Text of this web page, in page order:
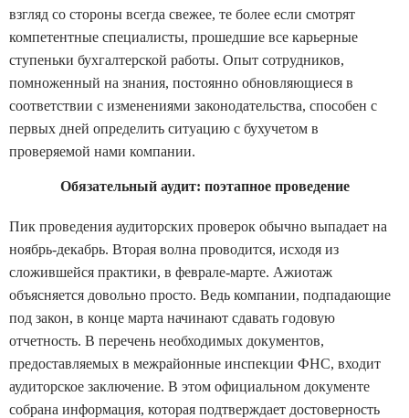
взгляд со стороны всегда свежее, те более если смотрят
компетентные специалисты, прошедшие все карьерные
ступеньки бухгалтерской работы. Опыт сотрудников,
помноженный на знания, постоянно обновляющиеся в
соответствии с изменениями законодательства, способен с
первых дней определить ситуацию с бухучетом в
проверяемой нами компании.
Обязательный аудит: поэтапное проведение
Пик проведения аудиторских проверок обычно выпадает на
ноябрь-декабрь. Вторая волна проводится, исходя из
сложившейся практики, в феврале-марте. Ажиотаж
объясняется довольно просто. Ведь компании, подпадающие
под закон, в конце марта начинают сдавать годовую
отчетность. В перечень необходимых документов,
предоставляемых в межрайонные инспекции ФНС, входит
аудиторское заключение. В этом официальном документе
собрана информация, которая подтверждает достоверность